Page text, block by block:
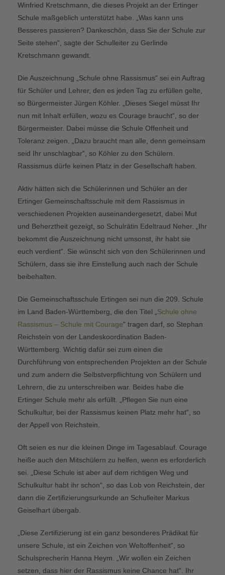
Winfried Kretschmann, die dieses Projekt an der Ertinger
Schule maßgeblich unterstützt habe. „Was kann uns
Besseres passieren? Dankeschön, dass Sie der Schule zur
Seite stehen“, sagte der Schulleiter zu Gerlinde
Kretschmann gewandt.
Die Auszeichnung „Schule ohne Rassismus“ sei ein Auftrag
für Schüler und Lehrer, den es jeden Tag zu erfüllen gelte,
so Bürgermeister Jürgen Köhler. „Dieses Siegel müsst Ihr
nun mit Inhalt erfüllen, wozu es Courage braucht“, so der
Bürgermeister. Dabei müsse die Schule Offenheit und
Toleranz zeigen. „Dazu braucht man alle, denn gemeinsam
seid Ihr unschlagbar“, so Köhler zu den Schülern.
Rassismus dürfe keinen Platz in der Gesellschaft haben.
Aktiv hätten sich die Schülerinnen und Schüler an der
Ertinger Gemeinschaftsschule mit dem Rassismus in
verschiedenen Projekten auseinandergesetzt, dabei Mut
und Beherztheit gezeigt, so Schulrätin Edeltraud Neher. „Ihr
bekommt die Auszeichnung nicht umsonst, ihr habt sie
euch verdient“. Sie wünscht sich von den Schülerinnen und
Schülern, dass sie ihre Einstellung auch nach der Schule
beibehalten.
Die Gemeinschaftsschule Ertingen sei nun die 209. Schule
im Land Baden-Württemberg, die den Titel „ Schule ohne
Rassismus – Schule mit Courage“ tragen darf, so Stephan
Reichstein von der Landeskoordination Baden-
Württemberg. Wichtig dafür sei zum einen die
Durchführung von entsprechenden Projekten an der Schule
und zum andern die Selbstverpflichtung von Schülern und
Lehrern, die zu unterschreiben war. Beides habe die
Ertinger Schule mehr als erfüllt. „Pflegen Sie nun eine
Schulkultur, bei der Rassismus keinen Platz mehr hat“, so
der Appell von Reichstein.
Oft seien es nur die kleinen Dinge im Tagesablauf. Courage
heiße auch den Mitschülern zu helfen, wenn es erforderlich
sei. „Diese Schule ist aber auf dem richtigen Weg und
Schulkultur habt ihr schon“, so das Lob von Reichstein, der
dann die Zertifizierungsurkunde an Schulleiter Markus
Geiselhart übergab.
„Diese Zertifizierung ist ein ganz besonderes Prädikat für
unsere Schule, ist ein Zeichen von Weltoffenheit“, so
Schulsprecherin Hanna Heym. „Wir wollen ein Zeichen
setzen, dass hier der Rassismus keine Chance hat“. Ihr